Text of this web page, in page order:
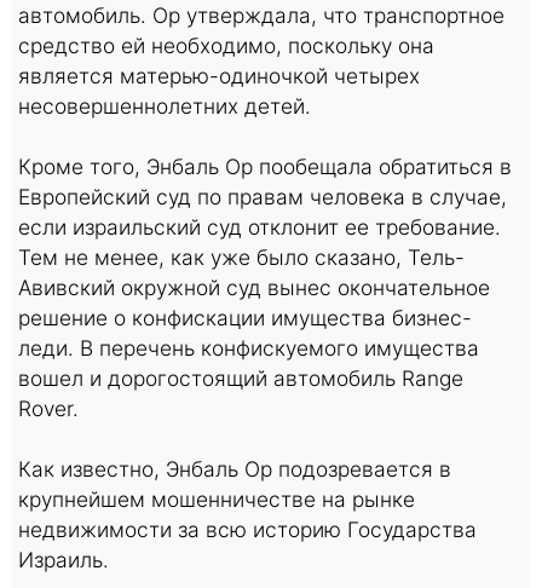
автомобиль. Ор утверждала, что транспортное
средство ей необходимо, поскольку она
является матерью-одиночкой четырех
несовершеннолетних детей.
Кроме того, Энбаль Ор пообещала обратиться в
Европейский суд по правам человека в случае,
если израильский суд отклонит ее требование.
Тем не менее, как уже было сказано, Тель-
Авивский окружной суд вынес окончательное
решение о конфискации имущества бизнес-
леди. В перечень конфискуемого имущества
вошел и дорогостоящий автомобиль Range
Rover.
Как известно, Энбаль Ор подозревается в
крупнейшем мошенничестве на рынке
недвижимости за всю историю Государства
Израиль.